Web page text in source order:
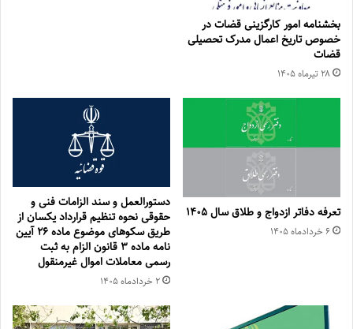
بخشنامه امور کارگزینی قضات در
خصوص تاریخ اعمال مدرک تحصیلی
قضات
۲۸ تیر‌ماه ۱۴۰۵
تعرفه دفاتر ازدواج و طلاق سال ۱۴۰۵
۶ خرداد‌ماه ۱۴۰۵
دستورالعمل و سند الزامات فنی و
حقوقی نحوه تنظیم قرارداد یكسان از
طریق سكوهای موضوع ماده ۲۶ آیین
نامه ماده ۳ قانون الزام به ثبت
رسمی معاملات اموال غیرمنقول
۲ خرداد‌ماه ۱۴۰۵